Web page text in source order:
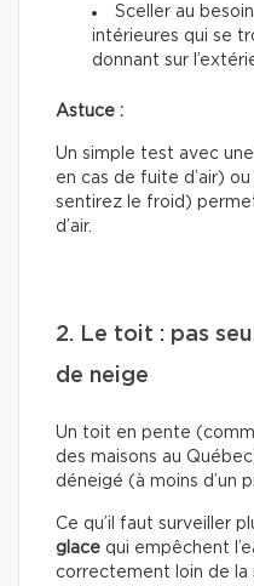
Sceller au
intérieures qui se
donnant sur
Astuce :
Un simple test avec
en cas de fuite d’air)
sentirez le froid)
d’air.
2. Le toit : pas
de neige
Un toit en pente
des maisons au
déneigé (à moins d’un
Ce qu’il faut surveiller
glace qui empêchent
correctement loin de la